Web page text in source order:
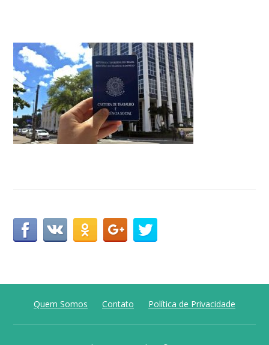
Quem Somos Contato Política de Privacidade